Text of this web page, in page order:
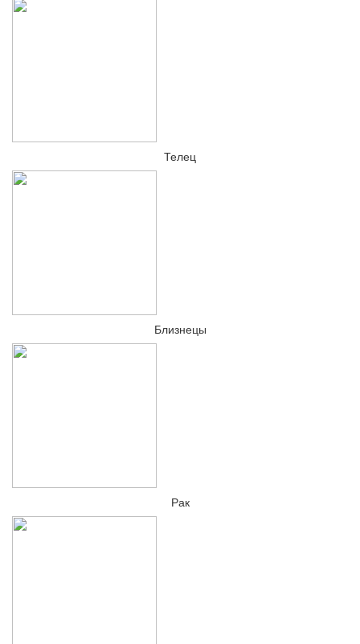
Телец
Близнецы
Рак